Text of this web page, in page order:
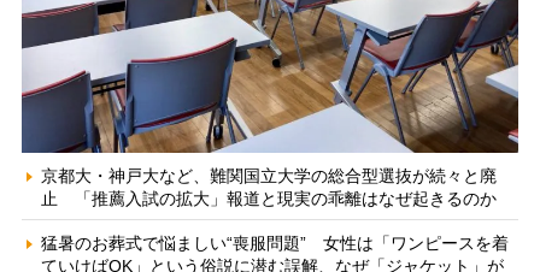
京都大・神戸大など、難関国立大学の総合型選抜が続々と廃
止 「推薦入試の拡大」報道と現実の乖離はなぜ起きるのか
猛暑のお葬式で悩ましい“喪服問題” 女性は「ワンピースを着
ていけばOK」という俗説に潜む誤解、なぜ「ジャケット」が